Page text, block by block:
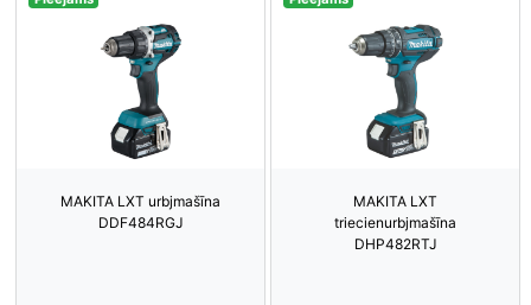
MAKITA LXT urbjmašīna
DDF484RGJ
MAKITA LXT
triecienurbjmašīna
DHP482RTJ